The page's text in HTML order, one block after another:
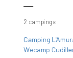
2 campings
Camping
Wecamp